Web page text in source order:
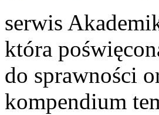
serwis
która
do sprawności
kompendium